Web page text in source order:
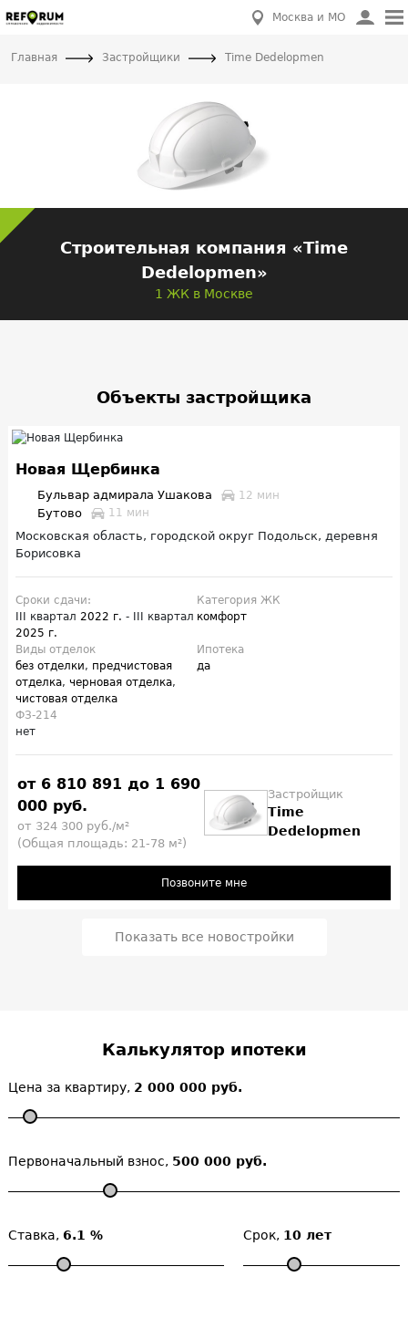
Москва и МО
Главная Застройщики Time Dedelopmen
Строительная компания «Time
Dedelopmen»
1 ЖК в Москве
Объекты застройщика
Новая Щербинка
Бульвар адмирала Ушакова 12 мин
Бутово 11 мин
Московская область, городской округ Подольск, деревня
Борисовка
Сроки сдачи:
III квартал 2022 г. - III квартал
2025 г.
Категория ЖК
комфорт
Виды отделок
без отделки, предчистовая
отделка, черновая отделка,
чистовая отделка
Ипотека
да
ФЗ-214
нет
от 6 810 891 до 1 690
000 руб.
от 324 300 руб./м²
(Общая площадь: 21-78 м²)
Застройщик
Time
Dedelopmen
Позвоните мне
Показать все новостройки
Калькулятор ипотеки
Цена за квартиру, 2 000 000 руб.
Первоначальный взнос, 500 000 руб.
Ставка, 6.1 % Срок, 10 лет